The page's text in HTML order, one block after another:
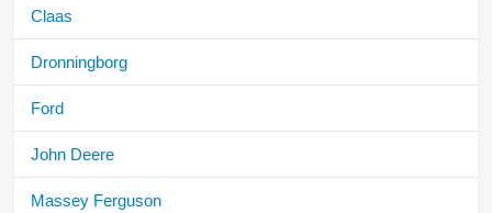
Claas
Dronningborg
Ford
John Deere
Massey Ferguson